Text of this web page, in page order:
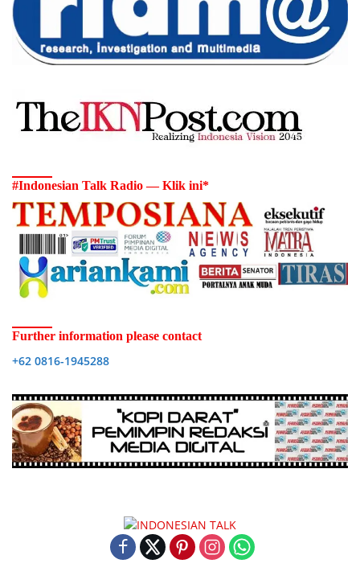
#Indonesian Talk Radio — Klik ini*
Further information please contact
+62 0816-1945288